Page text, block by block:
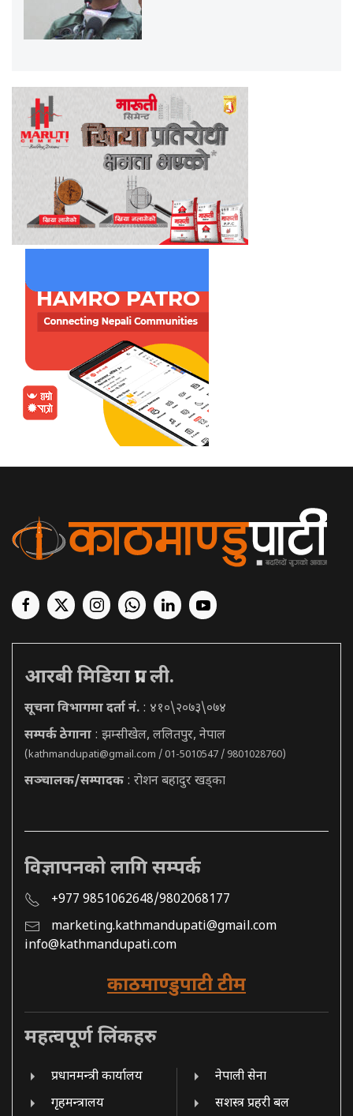
आरबी मिडिया प्रा. ली.
सूचना विभागमा दर्ता नं. : ४१०\२०७३\०७४
सम्पर्क ठेगाना : झम्सीखेल, ललितपुर, नेपाल
(kathmandupati@gmail.com / 01-5010547 / 9801028760)
सञ्चालक/सम्पादक : रोशन बहादुर खड्का
विज्ञापनको लागि सम्पर्क
+977 9851062648/9802068177
marketing.kathmandupati@gmail.com
info@kathmandupati.com
काठमाण्डुपाटी टीम
महत्वपूर्ण लिंकहरु
प्रधानमन्त्री कार्यालय
गृहमन्त्रालय
नेपाली सेना
सशस्त्र प्रहरी बल